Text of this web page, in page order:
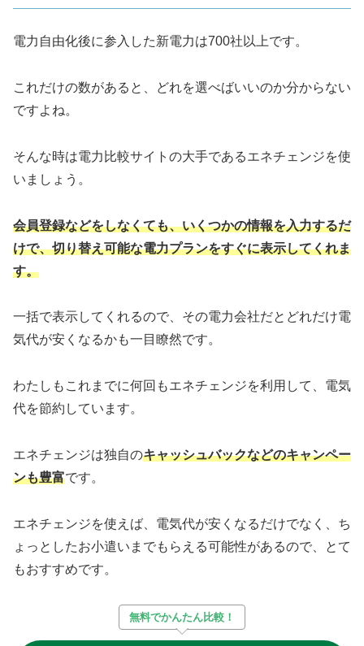
電力自由化後に参入した新電力は700社以上です。
これだけの数があると、どれを選べばいいのか分からない
ですよね。
そんな時は電力比較サイトの大手であるエネチェンジを使
いましょう。
会員登録などをしなくても、いくつかの情報を入力するだ
けで、切り替え可能な電力プランをすぐに表示してくれま
す。
一括で表示してくれるので、その電力会社だとどれだけ電
気代が安くなるかも一目瞭然です。
わたしもこれまでに何回もエネチェンジを利用して、電気
代を節約しています。
エネチェンジは独自のキャッシュバックなどのキャンペー
ンも豊富です。
エネチェンジを使えば、電気代が安くなるだけでなく、ち
ょっとしたお小遣いまでもらえる可能性があるので、とて
もおすすめです。
無料でかんたん比較！